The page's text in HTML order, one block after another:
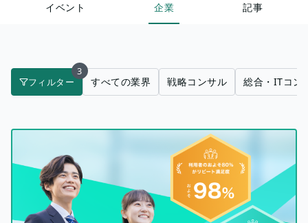
イベント 企業 記事
フィルター
3
すべての業界 戦略コンサル 総合・ITコン